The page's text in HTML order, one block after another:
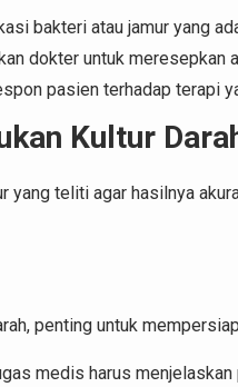
bakteri atau jamur yang
dokter untuk meresepkan
pasien terhadap terapi
Kultur
yang teliti agar hasilnya
penting untuk
medis harus